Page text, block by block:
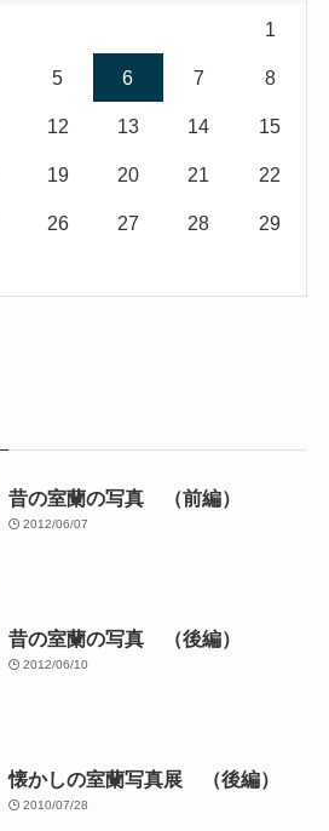
1
5 6 7 8
12 13 14 15
19 20 21 22
26 27 28 29
昔の室蘭の写真 （前編）
2012/06/07
昔の室蘭の写真 （後編）
2012/06/10
懐かしの室蘭写真展 （後編）
2010/07/28